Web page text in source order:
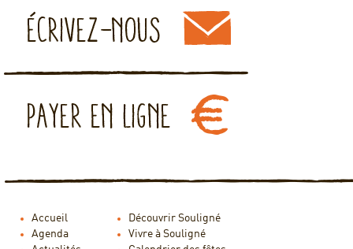
Accueil
Agenda
Découvrir Souligné
Vivre à Souligné